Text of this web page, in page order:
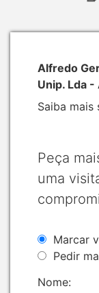
Alfredo
Unip. Lda -
Saiba mais
Peça
uma
Marcar
Pedir
Nome: